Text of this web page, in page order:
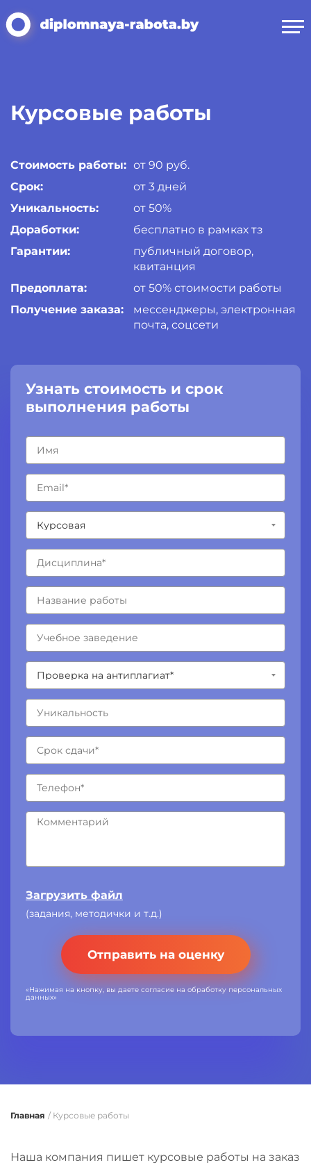
Курсовые работы
Стоимость работы: от 90 руб.
Срок:
от 3 дней
Уникальность:
от 50%
Доработки:
бесплатно в рамках тз
Гарантии:
публичный договор,
квитанция
Предоплата:
от 50% стоимости работы
Получение заказа:
мессенджеры, электронная
почта, соцсети
Узнать стоимость и срок
выполнения работы
Загрузить файл
(задания, методички и т.д.)
Отправить на оценку
«Нажимая на кнопку, вы даете согласие на обработку персональных
данных»
Главная / Курсовые работы
Наша компания пишет курсовые работы на заказ